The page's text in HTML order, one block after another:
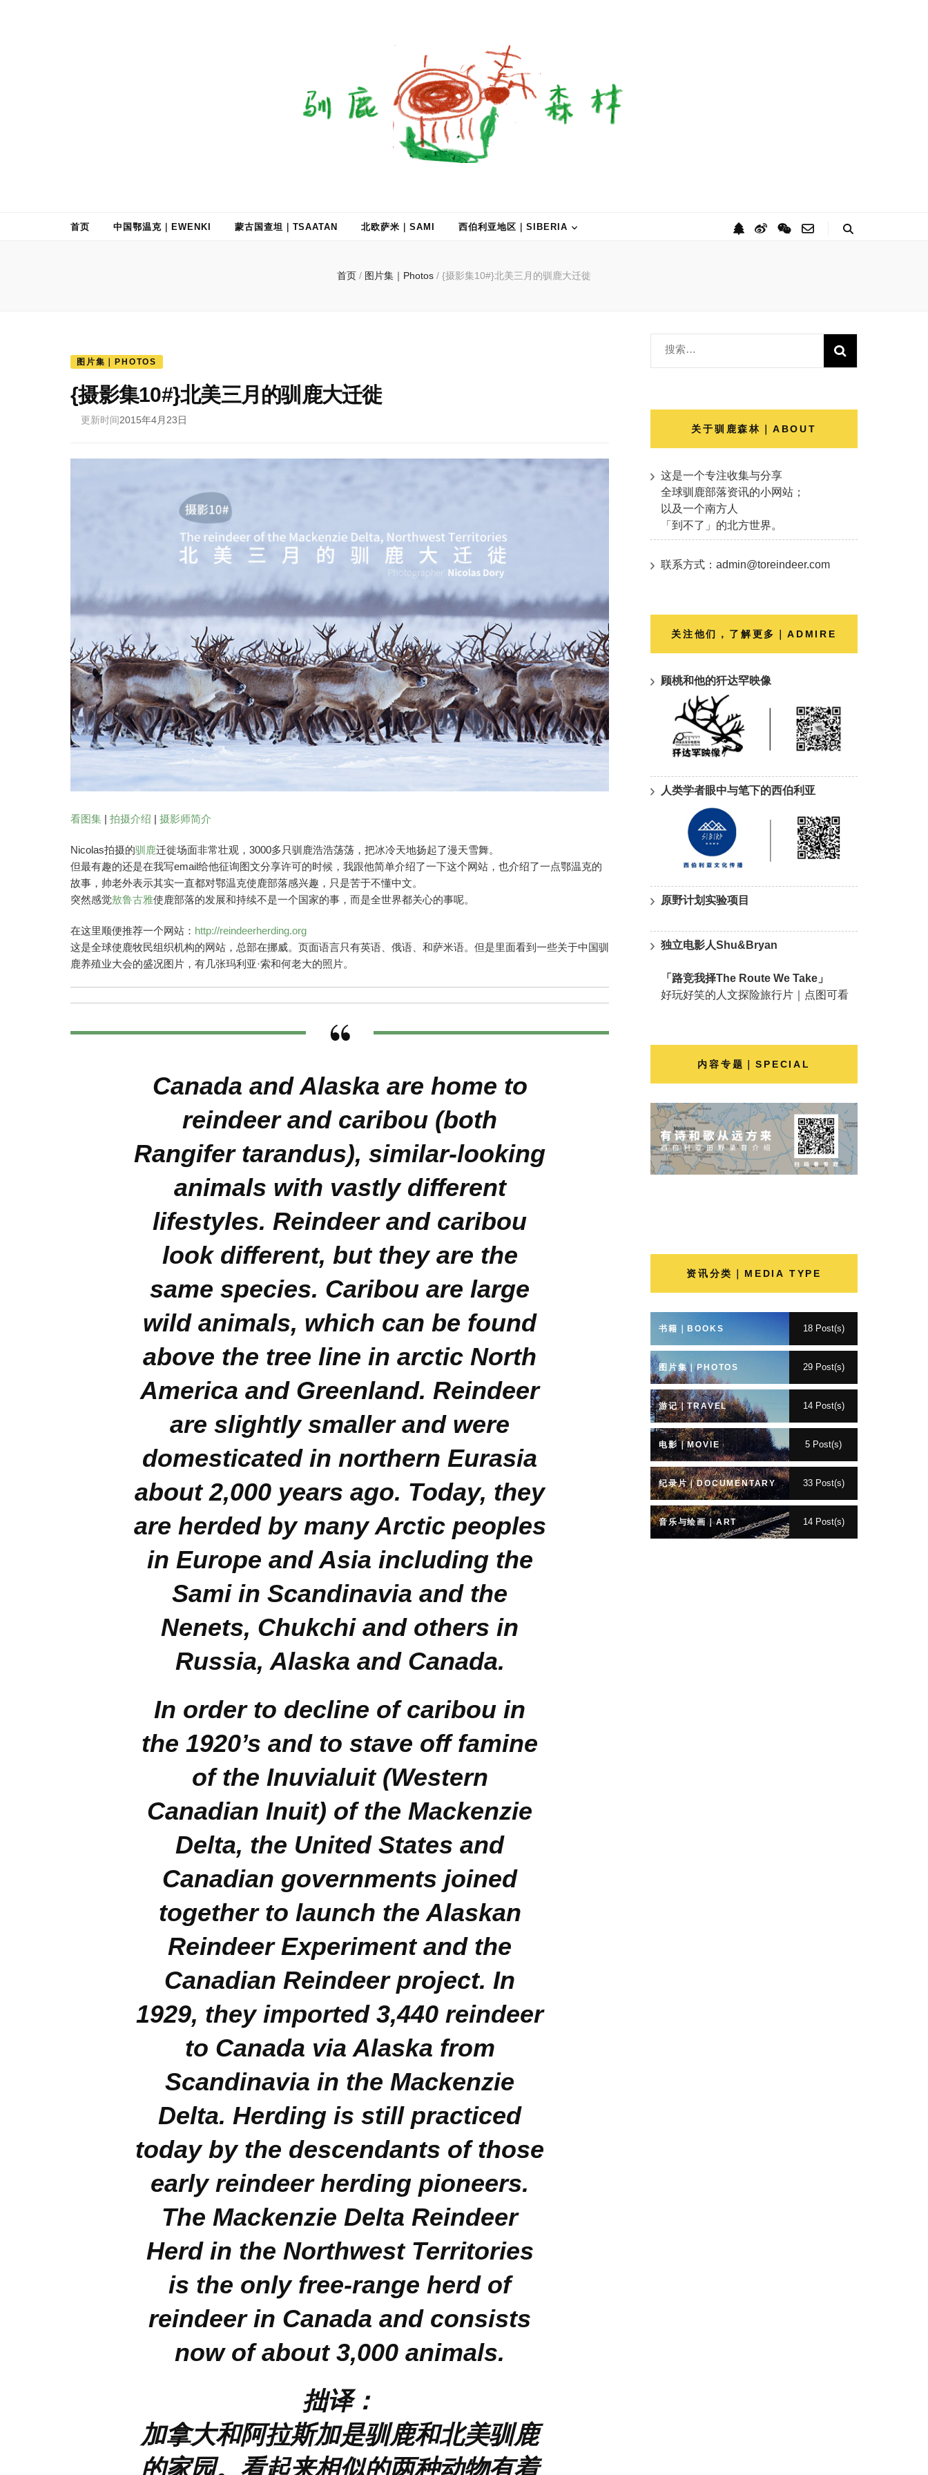
首页 中国鄂温克｜EWENKI 蒙古国查坦｜TSAATAN 北欧萨米｜SAMI 西伯利亚地区｜SIBERIA
首页 / 图片集｜Photos / {摄影集10#}北美三月的驯鹿大迁徙
图片集｜PHOTOS
{摄影集10#}北美三月的驯鹿大迁徙
更新时间2015年4月23日
看图集 | 拍摄介绍 | 摄影师简介
Nicolas拍摄的驯鹿迁徙场面非常壮观，3000多只驯鹿浩浩荡荡，把冰冷天地扬起了漫天雪舞。
但最有趣的还是在我写email给他征询图文分享许可的时候，我跟他简单介绍了一下这个网站，也介绍了一点鄂温克的
故事，帅老外表示其实一直都对鄂温克使鹿部落感兴趣，只是苦于不懂中文。
突然感觉敖鲁古雅使鹿部落的发展和持续不是一个国家的事，而是全世界都关心的事呢。
在这里顺便推荐一个网站： http://reindeerherding.org
这是全球使鹿牧民组织机构的网站，总部在挪威。页面语言只有英语、俄语、和萨米语。但是里面看到一些关于中国驯
鹿养殖业大会的盛况图片，有几张玛利亚·索和何老大的照片。
Canada and Alaska are home to
reindeer and caribou (both
Rangifer tarandus), similar-looking
animals with vastly different
lifestyles. Reindeer and caribou
look different, but they are the
same species. Caribou are large
wild animals, which can be found
above the tree line in arctic North
America and Greenland. Reindeer
are slightly smaller and were
domesticated in northern Eurasia
about 2,000 years ago. Today, they
are herded by many Arctic peoples
in Europe and Asia including the
Sami in Scandinavia and the
Nenets, Chukchi and others in
Russia, Alaska and Canada.
In order to decline of caribou in
the 1920’s and to stave off famine
of the Inuvialuit (Western
Canadian Inuit) of the Mackenzie
Delta, the United States and
Canadian governments joined
together to launch the Alaskan
Reindeer Experiment and the
Canadian Reindeer project. In
1929, they imported 3,440 reindeer
to Canada via Alaska from
Scandinavia in the Mackenzie
Delta. Herding is still practiced
today by the descendants of those
early reindeer herding pioneers.
The Mackenzie Delta Reindeer
Herd in the Northwest Territories
is the only free-range herd of
reindeer in Canada and consists
now of about 3,000 animals.
拙译：
加拿大和阿拉斯加是驯鹿和北美驯鹿
的家园。看起来相似的两种动物有着
搜
索：
关于驯鹿森林｜ABOUT
这是一个专注收集与分享
全球驯鹿部落资讯的小网站；
以及一个南方人
「到不了」的北方世界。
联系方式：admin@toreindeer.com
关注他们，了解更多｜ADMIRE
顾桃和他的犴达罕映像
人类学者眼中与笔下的西伯利亚
原野计划实验项目
独立电影人Shu&Bryan
「路竞我择The Route We Take」
好玩好笑的人文探险旅行片｜点图可看
内容专题｜SPECIAL
资讯分类｜MEDIA TYPE
书籍｜BOOKS 18 Post(s)
图片集｜PHOTOS 29 Post(s)
游记｜TRAVEL 14 Post(s)
电影｜MOVIE 5 Post(s)
纪录片｜DOCUMENTARY 33 Post(s)
音乐与绘画｜ART 14 Post(s)